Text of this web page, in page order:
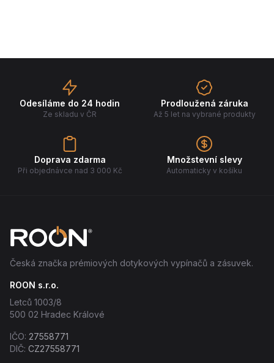
Odesíláme do 24 hodin
Ze skladu v ČR
Prodloužená záruka
Až 5 let na vybrané produkty
Doprava zdarma
Při objednávce nad 3 000 Kč
Množstevní slevy
Automaticky v košíku
Česká značka prémiových dotykových vypínačů a zásuvek.
ROON s.r.o.
Letců 1003/8
500 02 Hradec Králové
IČO: 27558771
DIČ: CZ27558771